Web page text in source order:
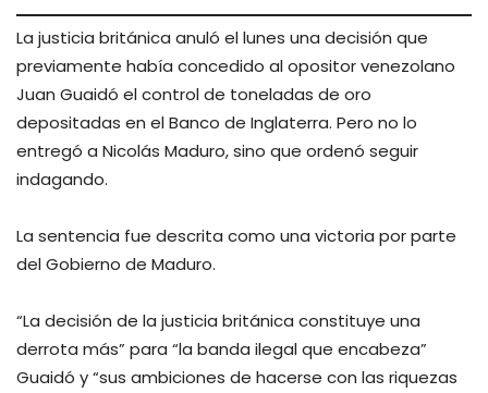
La justicia británica anuló el lunes una decisión que
previamente había concedido al opositor venezolano
Juan Guaidó el control de toneladas de oro
depositadas en el Banco de Inglaterra. Pero no lo
entregó a Nicolás Maduro, sino que ordenó seguir
indagando.
La sentencia fue descrita como una victoria por parte
del Gobierno de Maduro.
“La decisión de la justicia británica constituye una
derrota más” para “la banda ilegal que encabeza”
Guaidó y “sus ambiciones de hacerse con las riquezas